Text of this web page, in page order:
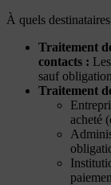
À quels
Traitement
contacts :
sauf
Traitement
acheté